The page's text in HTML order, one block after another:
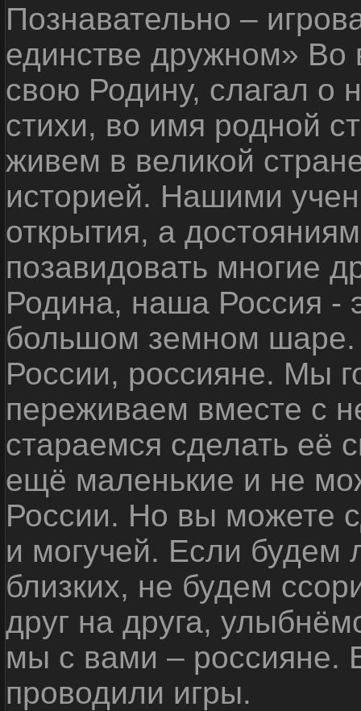
Познавательно –
единстве дружном»
свою Родину, слагал о
стихи, во имя родной
живем в великой
историей. Нашими
открытия, а
позавидовать многие
Родина, наша Россия -
большом земном
России, россияне. Мы
переживаем вместе с
стараемся сделать её
ещё маленькие и не
России. Но вы можете
и могучей. Если будем
близких, не будем
друг на друга,
мы с вами – россияне.
проводили игры.